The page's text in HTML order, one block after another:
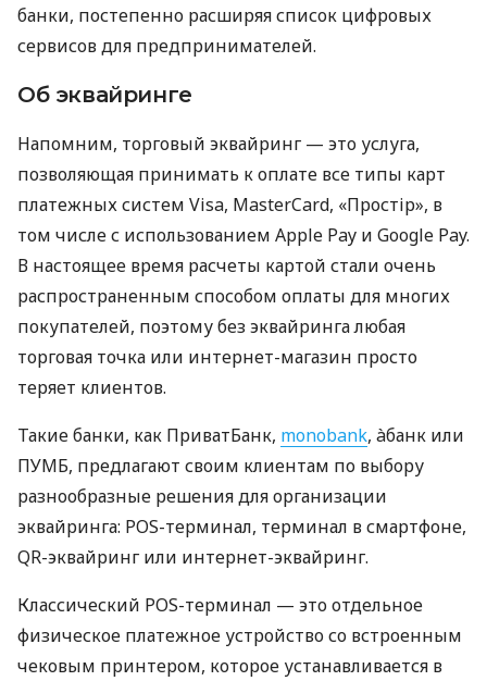
банки, постепенно расширяя список цифровых
сервисов для предпринимателей.
Об эквайринге
Напомним, торговый эквайринг — это услуга,
позволяющая принимать к оплате все типы карт
платежных систем Visa, MasterCard, «Простір», в
том числе с использованием Apple Pay и Google Pay.
В настоящее время расчеты картой стали очень
распространенным способом оплаты для многих
покупателей, поэтому без эквайринга любая
торговая точка или интернет-магазин просто
теряет клиентов.
Такие банки, как ПриватБанк, monobank, àбанк или
ПУМБ, предлагают своим клиентам по выбору
разнообразные решения для организации
эквайринга: POS-терминал, терминал в смартфоне,
QR-эквайринг или интернет-эквайринг.
Классический POS-терминал — это отдельное
физическое платежное устройство со встроенным
чековым принтером, которое устанавливается в